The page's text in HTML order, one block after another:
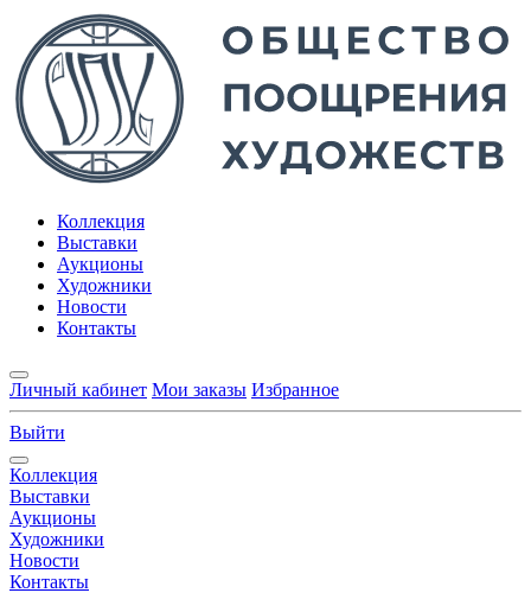
Коллекция
Выставки
Аукционы
Художники
Новости
Контакты
Личный кабинет Мои заказы Избранное
Выйти
Коллекция
Выставки
Аукционы
Художники
Новости
Контакты